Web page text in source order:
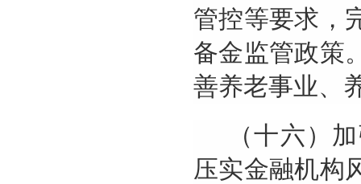
管控等要求，
备金监管政策
善养老事业、
（十六）
压实金融机构